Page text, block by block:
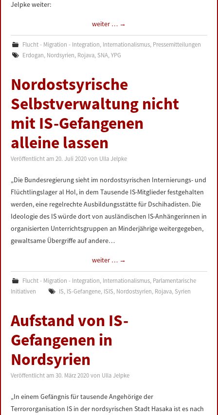
Jelpke weiter:
weiter … →
Flucht - Migration - Integration, Internationalismus, Pressemitteilungen
Erdogan, Nordsyrien, Rojava, SNA, YPG
Nordostsyrische
Selbstverwaltung nicht
mit IS-Gefangenen
alleine lassen
Veröffentlicht am20. Juli 2020 von Ulla Jelpke
„Die Bundesregierung sieht im nordostsyrischen Internierungs- und
Flüchtlingslager al Hol, in dem Tausende IS-Mitglieder festgehalten
werden, eine regelrechte Ausbildungsstätte für Dschihadisten. Die
Ideologie des IS würde dort von ausländischen IS-Anhängerinnen in
organisierten Unterrichtsgruppen an Minderjährige weitergegeben,
gewaltsame Übergriffe auf andere…
weiter … →
Flucht - Migration - Integration, Internationalismus, Parlamentarische
Initiativen
IS, IS-Gefangene, ISIS, Nordostsyrien, Rojava, Syrien
Aufstand von IS-
Gefangenen in
Nordsyrien
Veröffentlicht am30. März 2020 von Ulla Jelpke
„In einem Gefängnis für tausende Angehörige der
Terrororganisation IS in der nordsyrischen Stadt Hasaka ist es nach